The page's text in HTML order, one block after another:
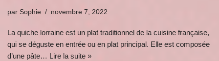
par Sophie novembre 7, 2022
La quiche lorraine est un plat traditionnel de la cuisine française,
qui se déguste en entrée ou en plat principal. Elle est composée
d’une pâte… Lire la suite »